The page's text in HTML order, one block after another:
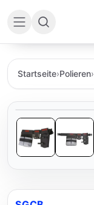
Startseite›Polieren›